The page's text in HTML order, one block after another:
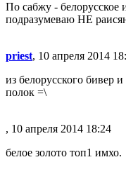
По сабжу -
подразумеваю НЕ
priest, 10 апреля 2014
из белорусского бивер
полок =\
, 10 апреля 2014 18:24
белое золото топ1 имхо.